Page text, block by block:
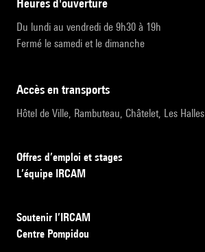
heures d'ouverture
Du lundi au vendredi de 9h30 à 19h
Fermé le samedi et le dimanche
accès en transports
Hôtel de Ville, Rambuteau, Châtelet, Les Halles
Offres d’emploi et stages
L’équipe IRCAM
Soutenir l’IRCAM
Centre Pompidou